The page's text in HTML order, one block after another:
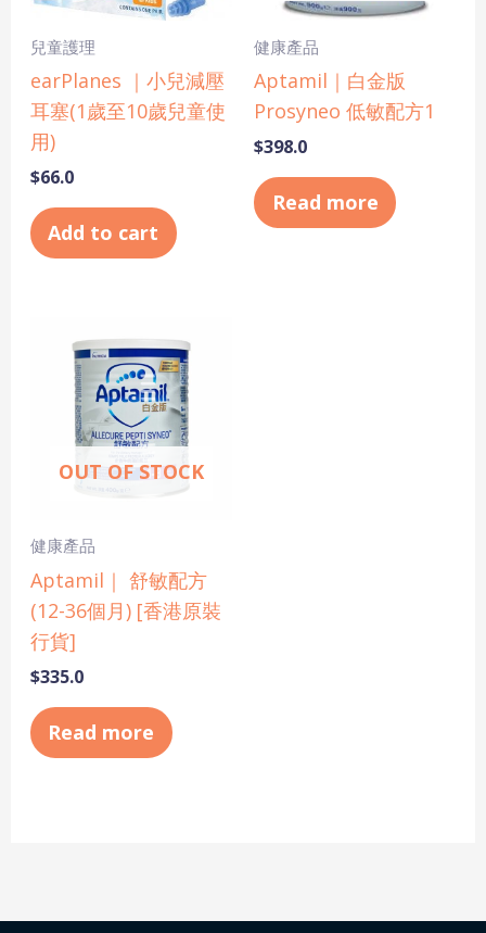
兒童護理
earPlanes ｜小兒減壓
耳塞(1歲至10歲兒童使
用)
$66.0
Add to cart
健康產品
Aptamil｜白金版
Prosyneo 低敏配方1
$398.0
Read more
OUT OF STOCK
健康產品
Aptamil｜ 舒敏配方
(12-36個月) [香港原裝
行貨]
$335.0
Read more